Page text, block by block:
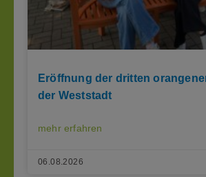
Eröffnung der dritten
der Weststadt
mehr erfahren
06.08.2026